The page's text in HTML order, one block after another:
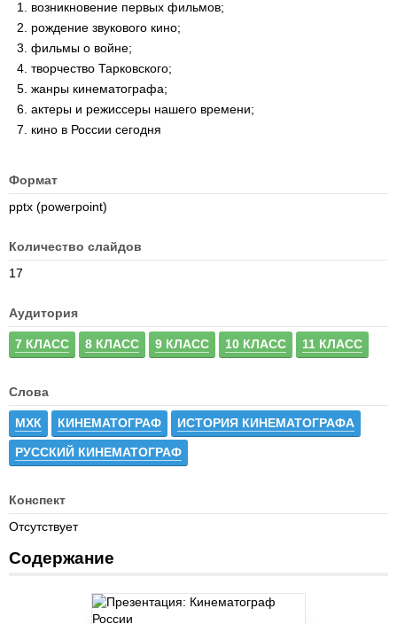
возникновение первых фильмов;
рождение звукового кино;
фильмы о войне;
творчество Тарковского;
жанры кинематографа;
актеры и режиссеры нашего времени;
кино в России сегодня
Формат
pptx (powerpoint)
Количество слайдов
17
Аудитория
7 КЛАСС 8 КЛАСС 9 КЛАСС 10 КЛАСС 11 КЛАСС
Слова
МХК КИНЕМАТОГРАФ ИСТОРИЯ КИНЕМАТОГРАФА
РУССКИЙ КИНЕМАТОГРАФ
Конспект
Отсутствует
Содержание